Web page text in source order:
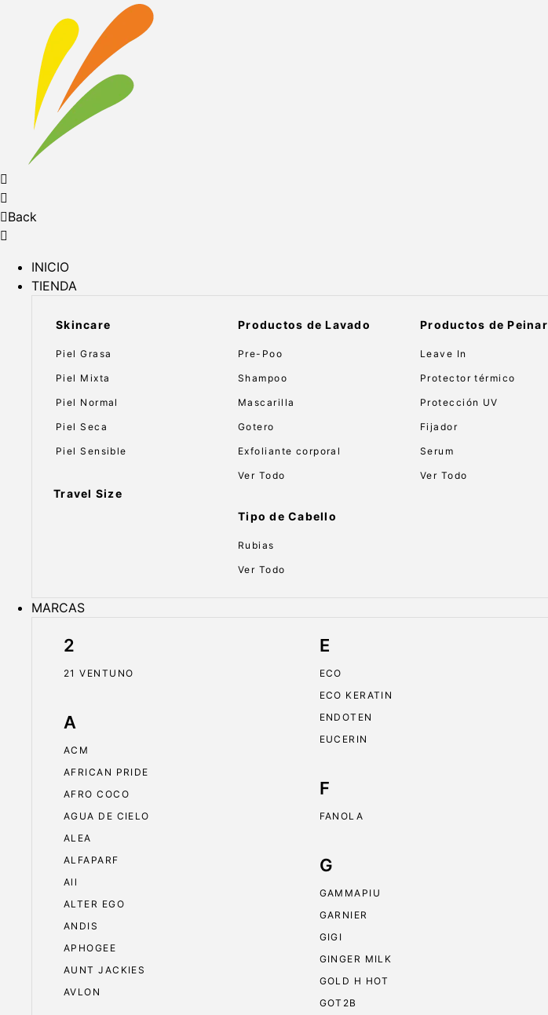
Back
INICIO
TIENDA
Skincare
Piel Grasa
Piel Mixta
Piel Normal
Piel Seca
Piel Sensible
Travel Size
Productos de Lavado
Pre-Poo
Shampoo
Mascarilla
Gotero
Exfoliante corporal
Ver Todo
Tipo de Cabello
Rubias
Ver Todo
Productos de Peinar
Leave In
Protector térmico
Protección UV
Fijador
Serum
Ver Todo
MARCAS
2
21 VENTUNO
A
ACM
AFRICAN PRIDE
AFRO COCO
AGUA DE CIELO
ALEA
ALFAPARF
All
ALTER EGO
ANDIS
APHOGEE
AUNT JACKIES
AVLON
E
ECO
ECO KERATIN
ENDOTEN
EUCERIN
F
FANOLA
G
GAMMAPIU
GARNIER
GIGI
GINGER MILK
GOLD H HOT
GOT2B